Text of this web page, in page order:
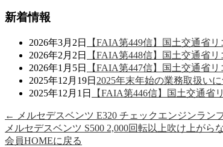
新着情報
2026年3月2日
【FAIA第449信】国土交通省
2026年2月2日
【FAIA第448信】国土交通省
2026年1月5日
【FAIA第447信】国土交通省
2025年12月19日 2025年末年始の業務取扱い
2025年12月1日
【FAIA第446信】国土交通省
←
メルセデスベンツ E320 チェックエンジンラン
メルセデスベンツ S500 2,000回転以上吹け上がら
会員HOMEに戻る